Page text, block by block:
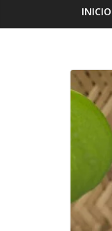
INICIO